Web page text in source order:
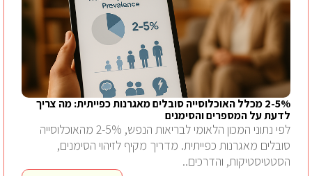
2-5% מכלל האוכלוסייה סובלים מאגרנות כפייתית: מה צריך
לדעת על המספרים והסימנים
לפי נתוני המכון הלאומי לבריאות הנפש, 2-5% מהאוכלוסייה
סובלים מאגרנות כפייתית. מדריך מקיף לזיהוי הסימנים,
הסטטיסטיקות, והדרכים..